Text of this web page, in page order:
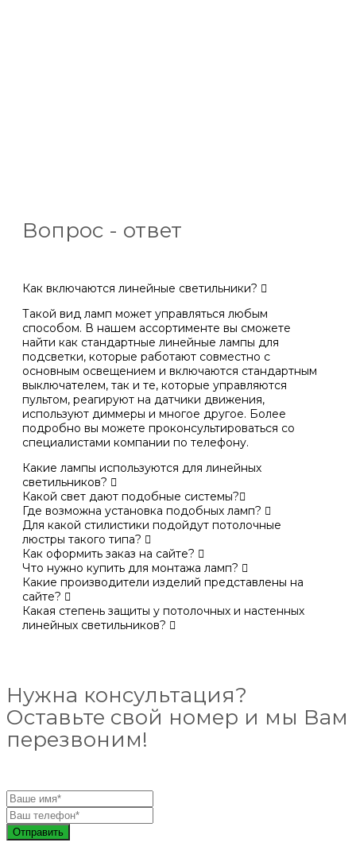
Вопрос - ответ
Как включаются линейные светильники?
Такой вид ламп может управляться любым
способом. В нашем ассортименте вы сможете
найти как стандартные линейные лампы для
подсветки, которые работают совместно с
основным освещением и включаются стандартным
выключателем, так и те, которые управляются
пультом, реагируют на датчики движения,
используют диммеры и многое другое. Более
подробно вы можете проконсультироваться со
специалистами компании по телефону.
Какие лампы используются для линейных
светильников?
Какой свет дают подобные системы?
Где возможна установка подобных ламп?
Для какой стилистики подойдут потолочные
люстры такого типа?
Как оформить заказ на сайте?
Что нужно купить для монтажа ламп?
Какие производители изделий представлены на
сайте?
Какая степень защиты у потолочных и настенных
линейных светильников?
Нужна консультация?
Оставьте свой номер и мы Вам
перезвоним!
Отправить